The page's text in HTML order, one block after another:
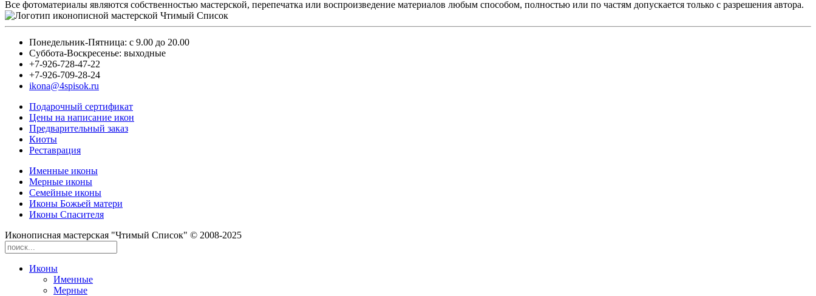
Все фотоматериалы являются собственностью мастерской, перепечатка или воспроизведение материалов любым способом, полностью или по частям допускается только с разрешения автора.
Понедельник-Пятница: с 9.00 до 20.00
Суббота-Воскресенье: выходные
+7-926-728-47-22
+7-926-709-28-24
ikona@4spisok.ru
Подарочный сертификат
Цены на написание икон
Предварительный заказ
Киоты
Реставрация
Именные иконы
Мерные иконы
Семейные иконы
Иконы Божьей матери
Иконы Спасителя
Иконописная мастерская "Чтимый Список" © 2008-2025
Иконы
Именные
Мерные